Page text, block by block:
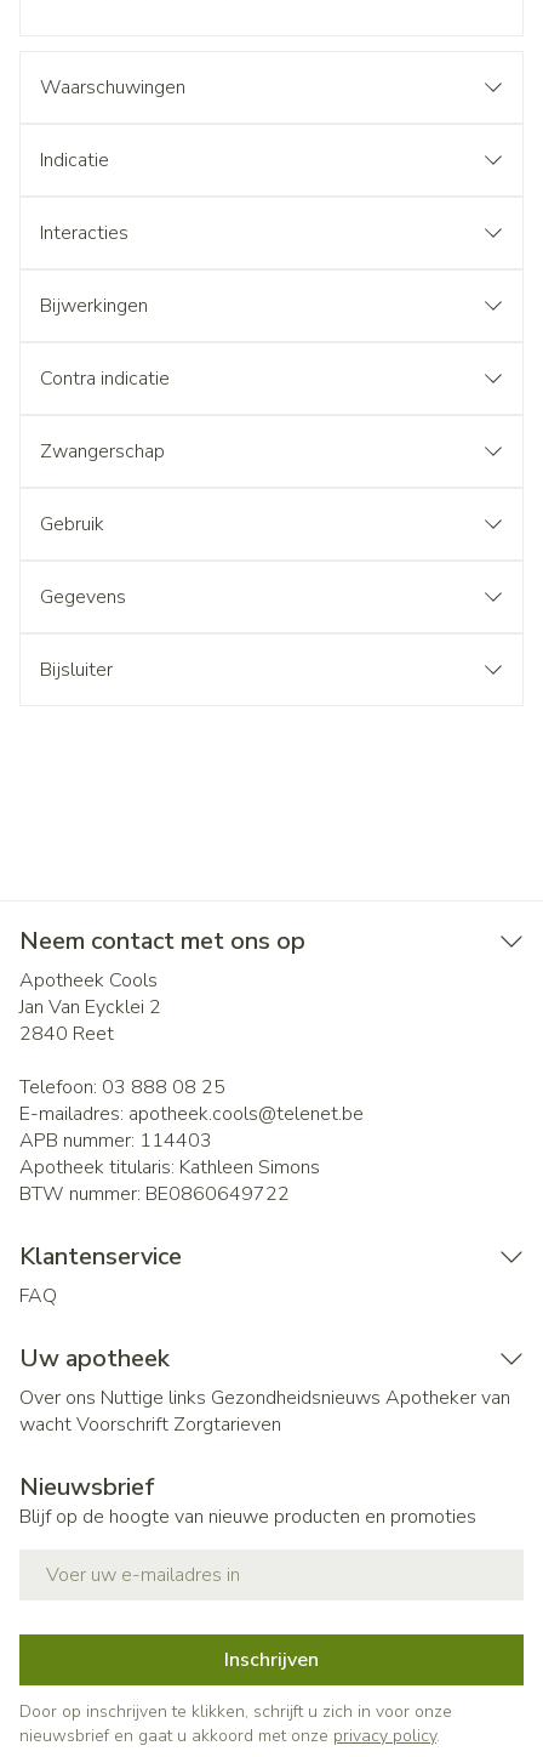
Waarschuwingen
Indicatie
Interacties
Bijwerkingen
Contra indicatie
Zwangerschap
Gebruik
Gegevens
Bijsluiter
Neem contact met ons op
Apotheek Cools
Jan Van Eycklei 2
2840 Reet
Telefoon: 03 888 08 25
E-mailadres: apotheek.cools@telenet.be
APB nummer: 114403
Apotheek titularis: Kathleen Simons
BTW nummer: BE0860649722
Klantenservice
FAQ
Uw apotheek
Over ons Nuttige links Gezondheidsnieuws Apotheker van
wachtVoorschrift Zorgtarieven
Nieuwsbrief
Blijf op de hoogte van nieuwe producten en promoties
Inschrijven
Door op inschrijven te klikken, schrijft u zich in voor onze
nieuwsbrief en gaat u akkoord met onze privacy policy.